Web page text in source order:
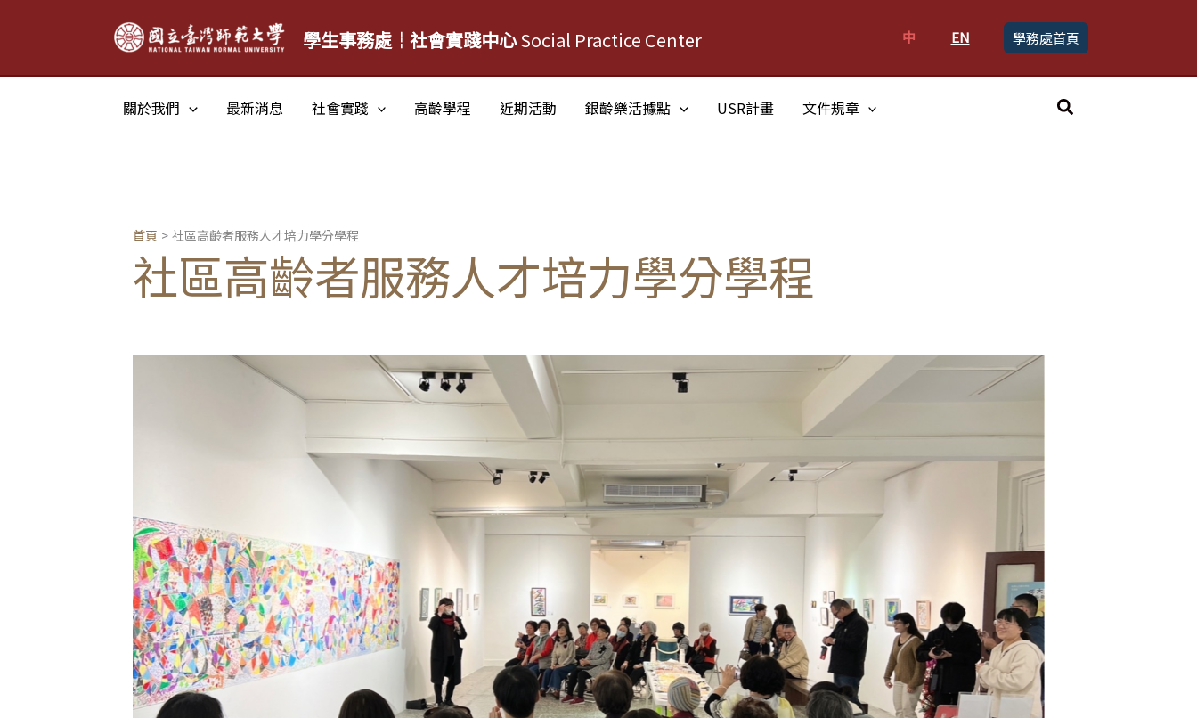
學生事務處┆社會實踐中心Social Practice Center 中 EN 學務處首頁
關於我們 最新消息 社會實踐 高齡學程 近期活動 銀齡樂活據點 USR計畫 文件規章
搜
首頁 社區高齡者服務人才培力學分學程
社區高齡者服務人才培力學分學程